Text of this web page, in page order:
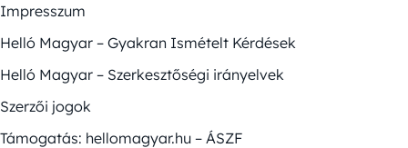
Impresszum
Helló Magyar – Gyakran Ismételt Kérdések
Helló Magyar – Szerkesztőségi irányelvek
Szerzői jogok
Támogatás: hellomagyar.hu – ÁSZF